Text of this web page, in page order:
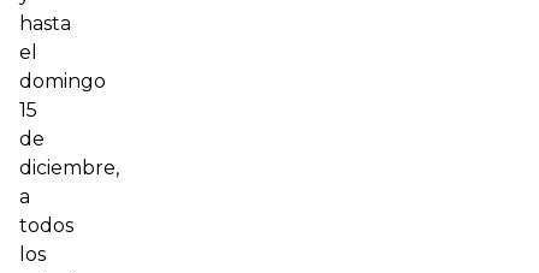
hasta
el
domingo
15
de
diciembre,
a
todos
los